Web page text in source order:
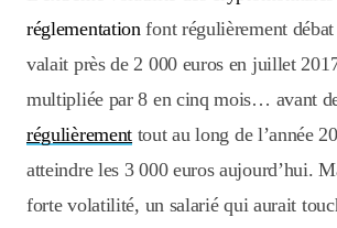
réglementationfont régulièrement
valait près de 2 000 euros en juillet
multipliée par 8 en cinq mois… avant
régulièrement tout au long de l’année
atteindre les 3 000 euros aujourd’hui.
forte volatilité, un salarié qui aurait